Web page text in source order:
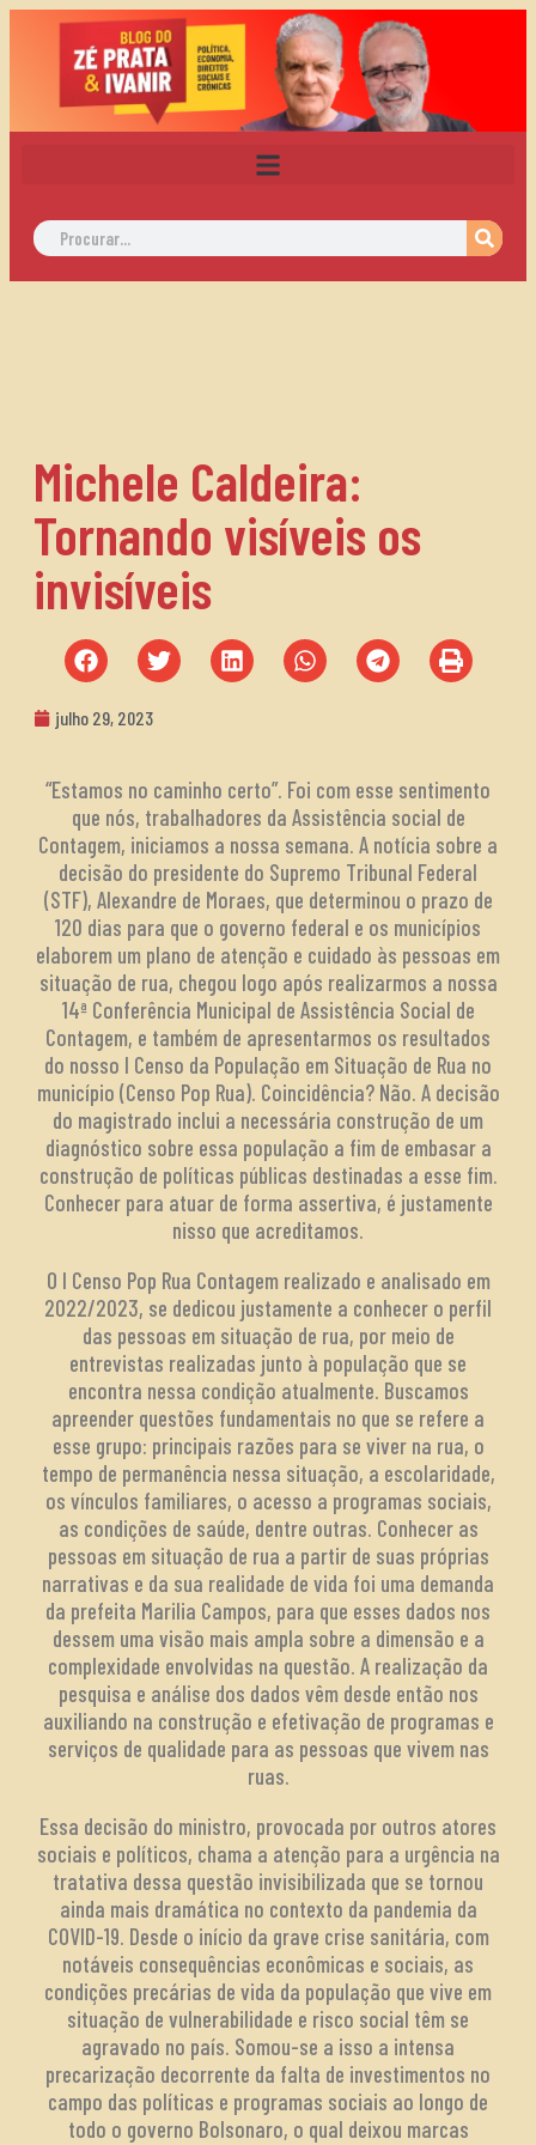
Michele Caldeira:
Tornando visíveis os
invisíveis
julho 29, 2023
“Estamos no caminho certo”. Foi com esse sentimento
que nós, trabalhadores da Assistência social de
Contagem, iniciamos a nossa semana. A notícia sobre a
decisão do presidente do Supremo Tribunal Federal
(STF), Alexandre de Moraes, que determinou o prazo de
120 dias para que o governo federal e os municípios
elaborem um plano de atenção e cuidado às pessoas em
situação de rua, chegou logo após realizarmos a nossa
14ª Conferência Municipal de Assistência Social de
Contagem, e também de apresentarmos os resultados
do nosso I Censo da População em Situação de Rua no
município (Censo Pop Rua). Coincidência? Não. A decisão
do magistrado inclui a necessária construção de um
diagnóstico sobre essa população a fim de embasar a
construção de políticas públicas destinadas a esse fim.
Conhecer para atuar de forma assertiva, é justamente
nisso que acreditamos.
O I Censo Pop Rua Contagem realizado e analisado em
2022/2023, se dedicou justamente a conhecer o perfil
das pessoas em situação de rua, por meio de
entrevistas realizadas junto à população que se
encontra nessa condição atualmente. Buscamos
apreender questões fundamentais no que se refere a
esse grupo: principais razões para se viver na rua, o
tempo de permanência nessa situação, a escolaridade,
os vínculos familiares, o acesso a programas sociais,
as condições de saúde, dentre outras. Conhecer as
pessoas em situação de rua a partir de suas próprias
narrativas e da sua realidade de vida foi uma demanda
da prefeita Marilia Campos, para que esses dados nos
dessem uma visão mais ampla sobre a dimensão e a
complexidade envolvidas na questão. A realização da
pesquisa e análise dos dados vêm desde então nos
auxiliando na construção e efetivação de programas e
serviços de qualidade para as pessoas que vivem nas
ruas.
Essa decisão do ministro, provocada por outros atores
sociais e políticos, chama a atenção para a urgência na
tratativa dessa questão invisibilizada que se tornou
ainda mais dramática no contexto da pandemia da
COVID-19. Desde o início da grave crise sanitária, com
notáveis consequências econômicas e sociais, as
condições precárias de vida da população que vive em
situação de vulnerabilidade e risco social têm se
agravado no país. Somou-se a isso a intensa
precarização decorrente da falta de investimentos no
campo das políticas e programas sociais ao longo de
todo o governo Bolsonaro, o qual deixou marcas